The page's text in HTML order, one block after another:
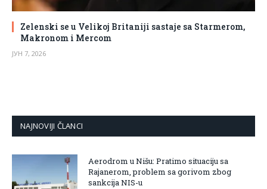
Zelenski se u Velikoj Britaniji sastaje sa Starmerom,
Makronom i Mercom
ЈУН 7, 2026
NAJNOVIJI ČLANCI
Aerodrom u Nišu: Pratimo situaciju sa
Rajanerom, problem sa gorivom zbog
sankcija NIS-u